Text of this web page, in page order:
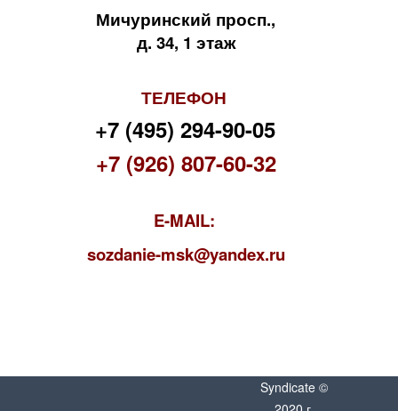
Мичуринский просп.,
д. 34, 1 этаж
ТЕЛЕФОН
+7 (495) 294-90-05
+7 (926) 807-60-32
E-MAIL:
sozdanie-msk@yandex.ru
Syndicate ©